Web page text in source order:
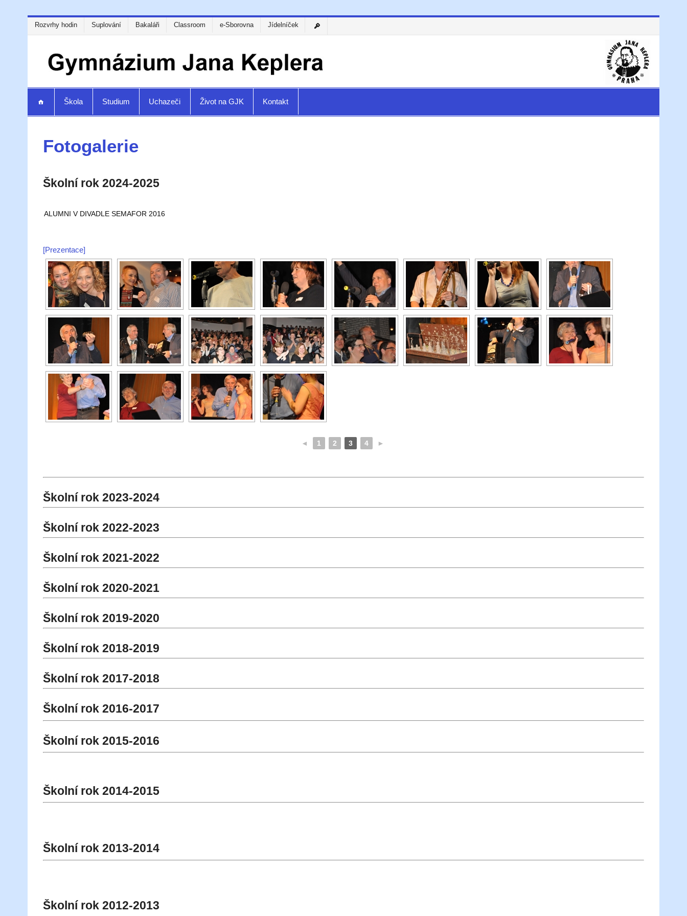
Rozvrhy hodin Suplování Bakaláři Classroom e-Sborovna Jídelníček
Škola Studium Uchazeči Život na GJK Kontakt
Fotogalerie
Školní rok 2024-2025
ALUMNI V DIVADLE SEMAFOR 2016
[Prezentace]
◄ 1 2 3 4 ►
Školní rok 2023-2024
Školní rok 2022-2023
Školní rok 2021-2022
Školní rok 2020-2021
Školní rok 2019-2020
Školní rok 2018-2019
Školní rok 2017-2018
Školní rok 2016-2017
Školní rok 2015-2016
Školní rok 2014-2015
Školní rok 2013-2014
Školní rok 2012-2013